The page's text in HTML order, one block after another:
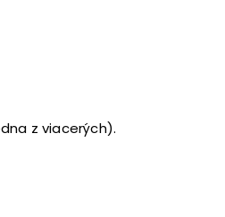
z viacerých).